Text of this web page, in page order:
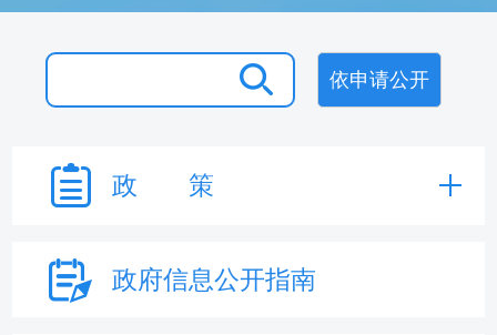
依申请公开
政 策
政府信息公开指南